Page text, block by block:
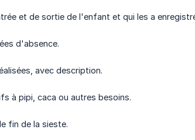
et de sortie de l'enfant et qui les a
d'absence.
avec description.
à pipi, caca ou autres besoins.
fin de la sieste.